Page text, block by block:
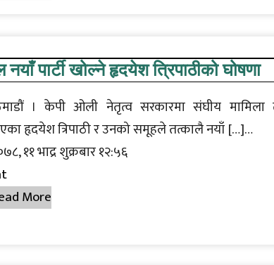
नयाँ पार्टी खोल्ने हृदयेश त्रिपाठीको घोषणा
। केपी ओली नेतृत्व सरकारमा संघीय मामिला
हृदयेश त्रिपाठी र उनको समूहले तत्कालै नयाँ […]…
११ भाद्र शुक्रबार १२:५६
More